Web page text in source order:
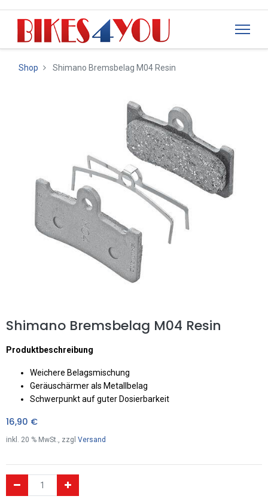
Shop Shimano Bremsbelag M04 Resin
Shimano Bremsbelag M04 Resin
Produktbeschreibung
Weichere Belagsmischung
Geräuschärmer als Metallbelag
Schwerpunkt auf guter Dosierbarkeit
16,90 €
inkl. 20 % MwSt., zzgl Versand